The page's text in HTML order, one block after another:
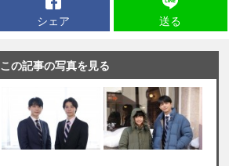
シェア 送る
この記事の写真を見る